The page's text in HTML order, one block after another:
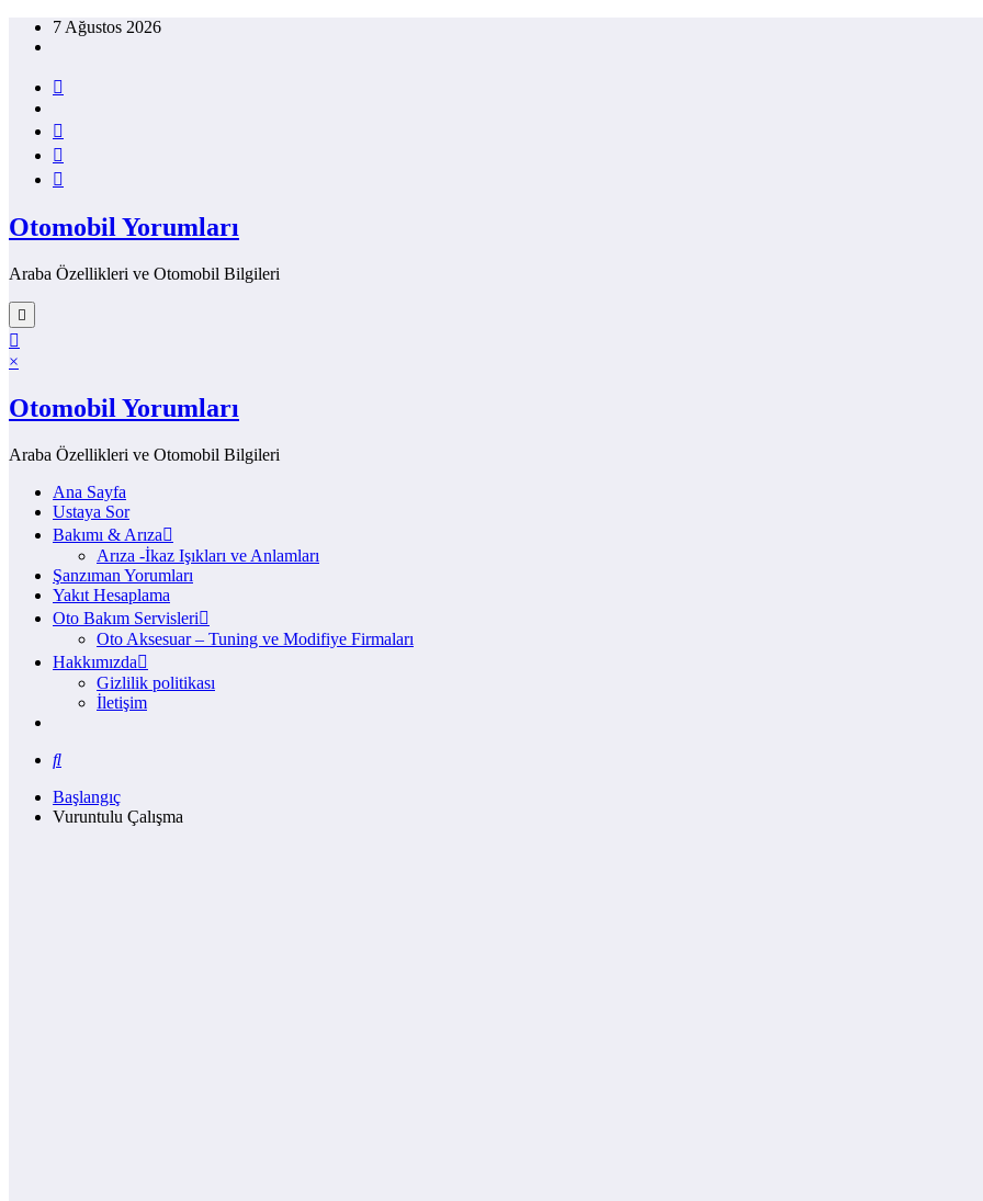
İçeriğe7 Ağustos 2026
Otomobil Yorumları
Araba Özellikleri ve Otomobil Bilgileri
×
Otomobil Yorumları
Araba Özellikleri ve Otomobil Bilgileri
Ana Sayfa
Ustaya Sor
Bakımı & Arıza
Arıza -İkaz Işıkları ve Anlamları
Şanzıman Yorumları
Yakıt Hesaplama
Oto Bakım Servisleri
Oto Aksesuar – Tuning ve Modifiye Firmaları
Hakkımızda
Gizlilik politikası
İletişim
Başlangıç
Vuruntulu Çalışma